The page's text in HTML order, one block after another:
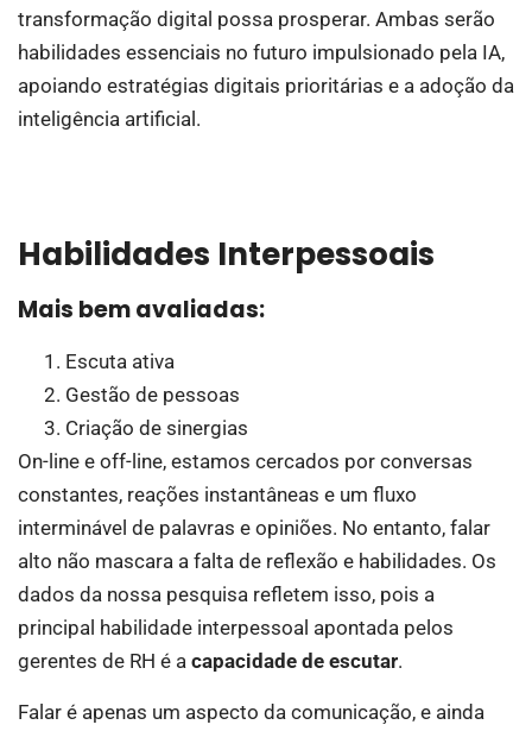
transformação digital possa prosperar. Ambas serão
habilidades essenciais no futuro impulsionado pela IA,
apoiando estratégias digitais prioritárias e a adoção da
inteligência artificial.
Habilidades Interpessoais
Mais bem avaliadas:
Escuta ativa
Gestão de pessoas
Criação de sinergias
On-line e off-line, estamos cercados por conversas
constantes, reações instantâneas e um fluxo
interminável de palavras e opiniões. No entanto, falar
alto não mascara a falta de reflexão e habilidades. Os
dados da nossa pesquisa refletem isso, pois a
principal habilidade interpessoal apontada pelos
gerentes de RH é a capacidade de escutar.
Falar é apenas um aspecto da comunicação, e ainda